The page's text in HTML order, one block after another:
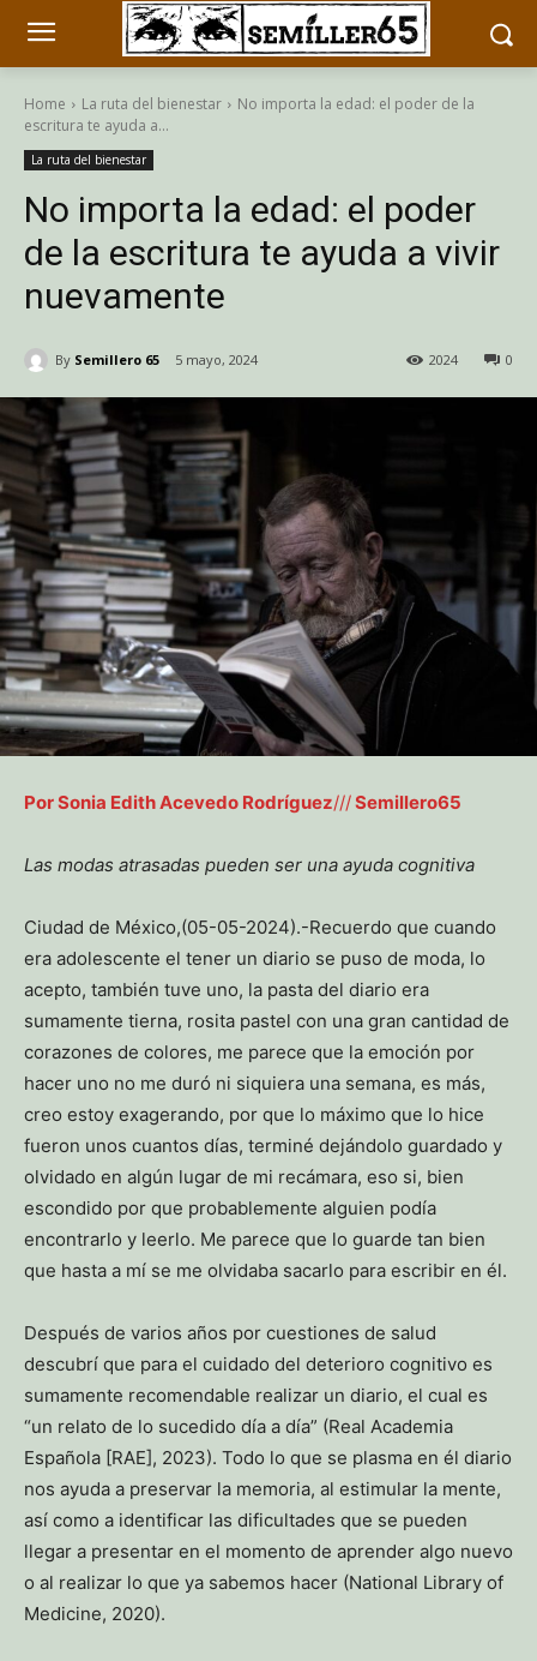
Home La ruta del bienestar
No importa la edad: el poder de la
escritura te ayuda a...
La ruta del bienestar
No importa la edad: el poder
de la escritura te ayuda a vivir
nuevamente
By Semillero 65 5 mayo, 2024 0
2024
Por Sonia Edith Acevedo Rodríguez///Semillero65
Las modas atrasadas pueden ser una ayuda cognitiva
Ciudad de México,(05-05-2024).-Recuerdo que cuando
era adolescente el tener un diario se puso de moda, lo
acepto, también tuve uno, la pasta del diario era
sumamente tierna, rosita pastel con una gran cantidad de
corazones de colores, me parece que la emoción por
hacer uno no me duró ni siquiera una semana, es más,
creo estoy exagerando, por que lo máximo que lo hice
fueron unos cuantos días, terminé dejándolo guardado y
olvidado en algún lugar de mi recámara, eso si, bien
escondido por que probablemente alguien podía
encontrarlo y leerlo. Me parece que lo guarde tan bien
que hasta a mí se me olvidaba sacarlo para escribir en él.
Después de varios años por cuestiones de salud
descubrí que para el cuidado del deterioro cognitivo es
sumamente recomendable realizar un diario, el cual es
“un relato de lo sucedido día a día” (Real Academia
Española [RAE], 2023). Todo lo que se plasma en él diario
nos ayuda a preservar la memoria, al estimular la mente,
así como a identificar las dificultades que se pueden
llegar a presentar en el momento de aprender algo nuevo
o al realizar lo que ya sabemos hacer (National Library of
Medicine, 2020).